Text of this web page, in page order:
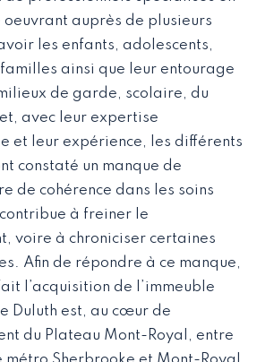
oeuvrant auprès de plusieurs
les enfants, adolescents,
ainsi que leur entourage
de garde, scolaire, du
avec leur expertise
et leur expérience, les différents
constaté un manque de
de cohérence dans les soins
à freiner le
voire à chroniciser certaines
Afin de répondre à ce manque,
l’acquisition de l’immeuble
Duluth est, au cœur de
du Plateau Mont-Royal, entre